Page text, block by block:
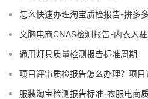
怎么快速办理淘宝质检报告-拼多
文胸电商CNAS检测报告-内衣入
通用灯具质量检测报告标准周期
项目评审质检报告怎么办理？项目
服装淘宝检测报告标准-衣服电商